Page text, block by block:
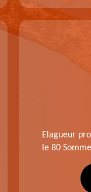
Elagueur
le 80 Somme,
notre